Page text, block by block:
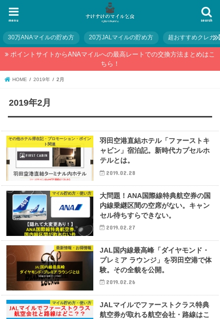
search
menu
30万ANAマイルの貯め方 20万JALマイルの貯め方 超おすすめクレカ
ポイントサイトからANAマイルへの最高レートでの交換方法まとめはこ
ちら！
HOME 2019年 2月
2019年2月
その他ホテル滞在記・プロモーション・ポイン
ト関連
羽田空港直結ホテル「ファーストキ
ャビン」宿泊記。新時代カプセルホ
テルとは。
2019.02.28
マイル貯め方・使い方
大問題！ANA国際線特典航空券の国
内線乗継区間の空席がない。キャン
セル待ちすらできない。
2019.02.27
最新情報・お得情報
JAL国内線最高峰「ダイヤモンド・
プレミア ラウンジ」を羽田空港で体
験。その全貌を公開。
2019.02.26
マイル貯め方・使い方
JALマイルでファーストクラス特典
航空券が取れる航空会社・路線はこ